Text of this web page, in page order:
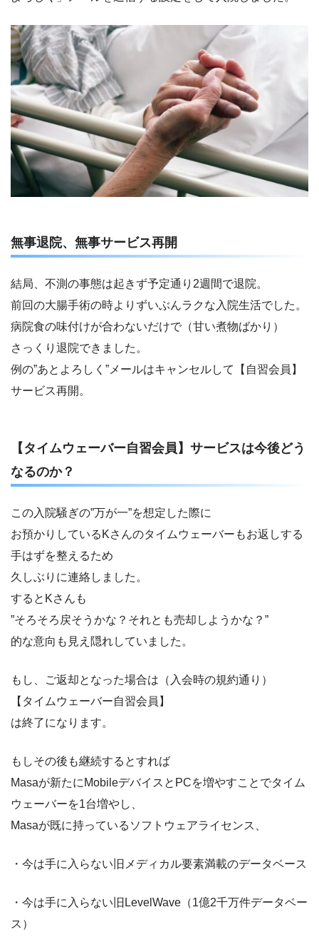
無事退院、無事サービス再開
結局、不測の事態は起きず予定通り2週間で退院。
前回の大腸手術の時よりずいぶんラクな入院生活でした。
病院食の味付けが合わないだけで（甘い煮物ばかり）
さっくり退院できました。
例の”あとよろしく”メールはキャンセルして【自習会員】
サービス再開。
【タイムウェーバー自習会員】サービスは今後どう
なるのか？
この入院騒ぎの”万が一”を想定した際に
お預かりしているKさんのタイムウェーバーもお返しする
手はずを整えるため
久しぶりに連絡しました。
するとKさんも
”そろそろ戻そうかな？それとも売却しようかな？”
的な意向も見え隠れしていました。
もし、ご返却となった場合は（入会時の規約通り）
【タイムウェーバー自習会員】
は終了になります。
もしその後も継続するとすれば
Masaが新たにMobileデバイスとPCを増やすことでタイム
ウェーバーを1台増やし、
Masaが既に持っているソフトウェアライセンス、
・今は手に入らない旧メディカル要素満載のデータベース
・今は手に入らない旧LevelWave（1億2千万件データベー
ス）